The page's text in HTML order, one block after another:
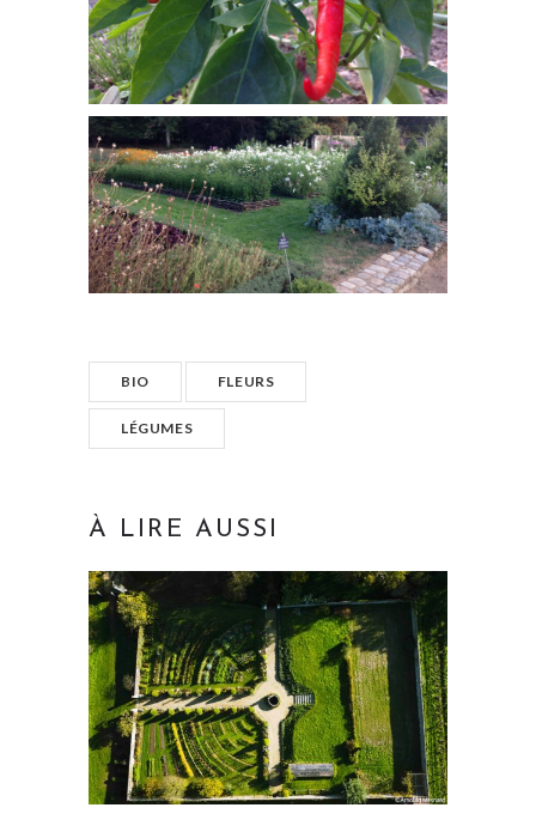
BIO FLEURS
LÉGUMES
À LIRE AUSSI